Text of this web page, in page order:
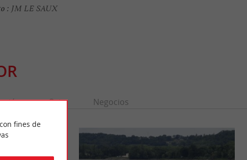
: JM LE SAUX
Ocio Negocios
fines de